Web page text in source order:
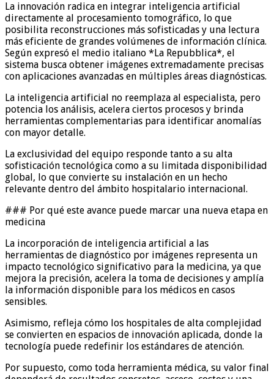
La innovación radica en integrar inteligencia artificial
directamente al procesamiento tomográfico, lo que
posibilita reconstrucciones más sofisticadas y una lectura
más eficiente de grandes volúmenes de información clínica.
Según expresó el medio italiano *La Repubblica*, el
sistema busca obtener imágenes extremadamente precisas
con aplicaciones avanzadas en múltiples áreas diagnósticas.
La inteligencia artificial no reemplaza al especialista, pero
potencia los análisis, acelera ciertos procesos y brinda
herramientas complementarias para identificar anomalías
con mayor detalle.
La exclusividad del equipo responde tanto a su alta
sofisticación tecnológica como a su limitada disponibilidad
global, lo que convierte su instalación en un hecho
relevante dentro del ámbito hospitalario internacional.
### Por qué este avance puede marcar una nueva etapa en
medicina
La incorporación de inteligencia artificial a las
herramientas de diagnóstico por imágenes representa un
impacto tecnológico significativo para la medicina, ya que
mejora la precisión, acelera la toma de decisiones y amplía
la información disponible para los médicos en casos
sensibles.
Asimismo, refleja cómo los hospitales de alta complejidad
se convierten en espacios de innovación aplicada, donde la
tecnología puede redefinir los estándares de atención.
Por supuesto, como toda herramienta médica, su valor final